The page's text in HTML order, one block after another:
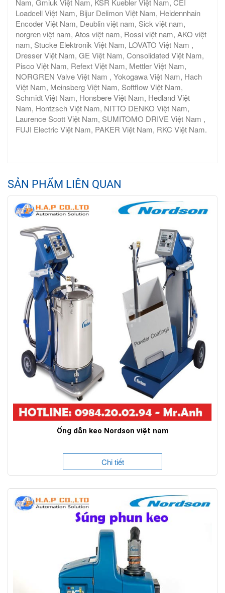
Nam, Gmiuk Việt Nam, KSR Kuebler Việt Nam, CEI
Loadcell Việt Nam, Bijur Delimon Việt Nam, Heidennhain
Encoder Việt Nam, Deublin việt nam, Sick việt nam,
norgren việt nam, Atos việt nam, Rossi việt nam, AKO việt
nam, Stucke Elektronik Việt Nam, LOVATO Việt Nam ,
Dresser Việt Nam, GE Việt Nam, Consolidated Việt Nam,
Pisco Việt Nam, Refext Việt Nam, Mettler Việt Nam,
NORGREN Valve Việt Nam , Yokogawa Việt Nam, Hach
Việt Nam, Meinsberg Việt Nam, Softflow Việt Nam,
Schmidt Việt Nam, Honsbere Việt Nam, Hedland Việt
Nam, Hontzsch Việt Nam, NITTO DENKO Việt Nam,
Laurence Scott Việt Nam, SUMITOMO DRIVE Việt Nam ,
FUJI Electric Việt Nam, PAKER Việt Nam, RKC Việt Nam.
SẢN PHẨM LIÊN QUAN
Ống dẫn keo Nordson việt nam
Chi tiết